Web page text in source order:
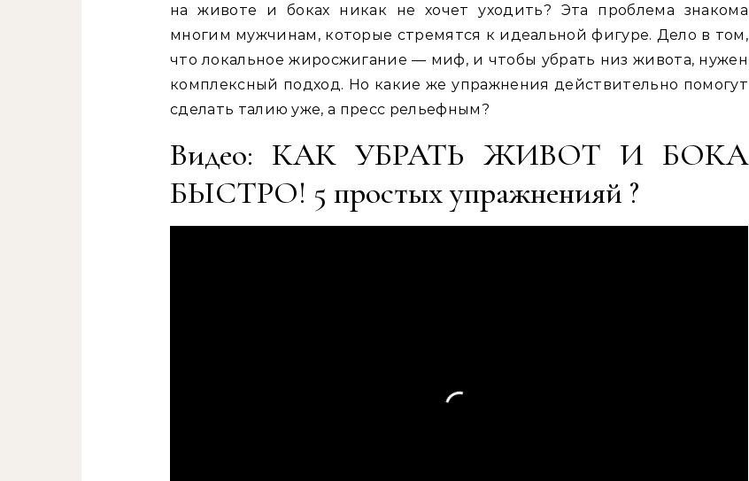
на животе и боках никак не хочет уходить? Эта проблема знакома
многим мужчинам, которые стремятся к идеальной фигуре. Дело в том,
что локальное жиросжигание — миф, и чтобы убрать низ живота, нужен
комплексный подход. Но какие же упражнения действительно помогут
сделать талию уже, а пресс рельефным?
Видео: КАК УБРАТЬ ЖИВОТ И БОКА
БЫСТРО! 5 простых упражненияй ?